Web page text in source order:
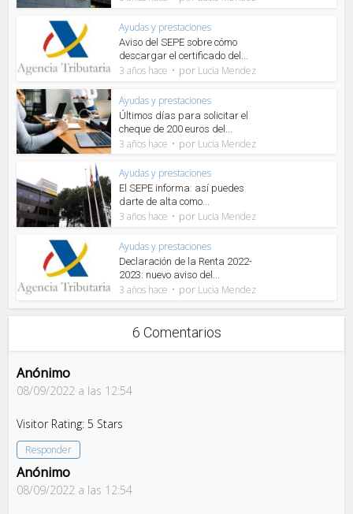
Ayudas y prestaciones
Aviso del SEPE sobre cómo
descargar el certificado del...
3 años hace por Lucia Mendez
Ayudas y prestaciones
Últimos días para solicitar el
cheque de 200 euros del...
3 años hace por Lucia Mendez
Ayudas y prestaciones
El SEPE informa: así puedes
darte de alta como...
3 años hace por Lucia Mendez
Ayudas y prestaciones
Declaración de la Renta 2022-
2023: nuevo aviso del...
3 años hace por Lucia Mendez
6 Comentarios
Anónimo
08/09/2022 a las 12:54
Visitor Rating: 5 Stars
Responder
Anónimo
08/09/2022 a las 12:54